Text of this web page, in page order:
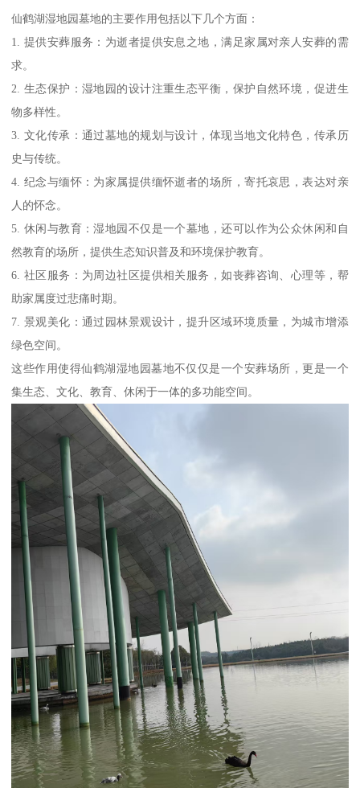
仙鹤湖湿地园墓地的主要作用包括以下几个方面：
1. 提供安葬服务：为逝者提供安息之地，满足家属对亲人安葬的需
求。
2. 生态保护：湿地园的设计注重生态平衡，保护自然环境，促进生
物多样性。
3. 文化传承：通过墓地的规划与设计，体现当地文化特色，传承历
史与传统。
4. 纪念与缅怀：为家属提供缅怀逝者的场所，寄托哀思，表达对亲
人的怀念。
5. 休闲与教育：湿地园不仅是一个墓地，还可以作为公众休闲和自
然教育的场所，提供生态知识普及和环境保护教育。
6. 社区服务：为周边社区提供相关服务，如丧葬咨询、心理等，帮
助家属度过悲痛时期。
7. 景观美化：通过园林景观设计，提升区域环境质量，为城市增添
绿色空间。
这些作用使得仙鹤湖湿地园墓地不仅仅是一个安葬场所，更是一个
集生态、文化、教育、休闲于一体的多功能空间。